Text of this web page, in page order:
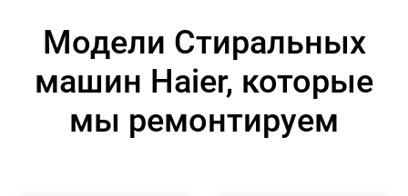
Модели Стиральных
машин Haier, которые
мы ремонтируем